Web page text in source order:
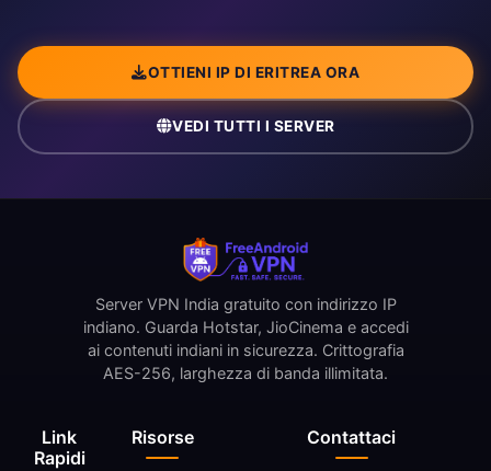
OTTIENI IP DI ERITREA ORA
VEDI TUTTI I SERVER
Link
Rapidi
Risorse
Server VPN India gratuito con indirizzo IP
indiano. Guarda Hotstar, JioCinema e accedi
ai contenuti indiani in sicurezza. Crittografia
AES-256, larghezza di banda illimitata.
Contattaci